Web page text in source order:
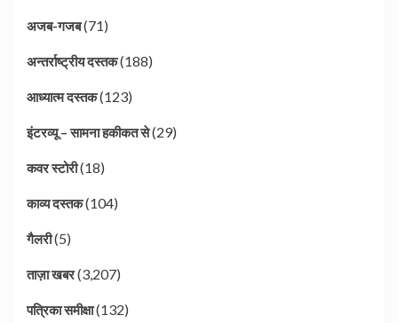
अजब-गजब(71)
अन्तर्राष्ट्रीय दस्तक(188)
आध्यात्म दस्तक(123)
इंटरव्यू – सामना हकीकत से(29)
कवर स्टोरी(18)
काव्य दस्तक(104)
गैलरी(5)
ताज़ा खबर(3,207)
पत्रिका समीक्षा(132)